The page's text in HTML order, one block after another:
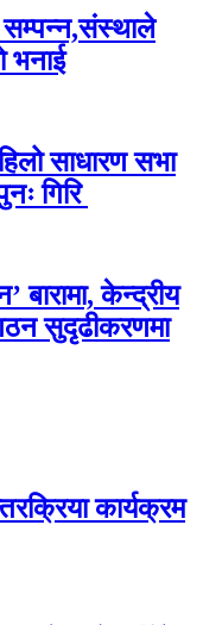
सम्पन्न,संस्थाले
भनाई
साधारण सभा
गिरि
बारामा, केन्द्रीय
सुदृढीकरणमा
कार्यक्रम